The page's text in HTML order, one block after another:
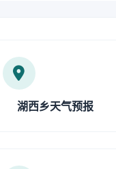
湖西乡天气预报